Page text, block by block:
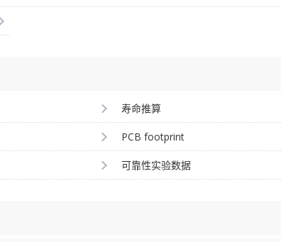
寿命推算
PCB footprint
可靠性实验数据